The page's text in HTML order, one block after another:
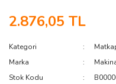
2.876,05 TL
Kategori
Marka
Stok Kodu